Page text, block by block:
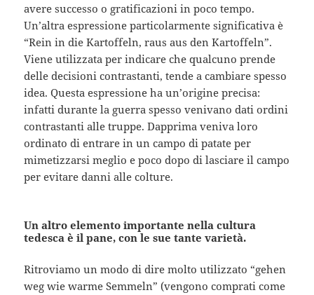
avere successo o gratificazioni in poco tempo.
Un’altra espressione particolarmente significativa è
“Rein in die Kartoffeln, raus aus den Kartoffeln”.
Viene utilizzata per indicare che qualcuno prende
delle decisioni contrastanti, tende a cambiare spesso
idea. Questa espressione ha un’origine precisa:
infatti durante la guerra spesso venivano dati ordini
contrastanti alle truppe. Dapprima veniva loro
ordinato di entrare in un campo di patate per
mimetizzarsi meglio e poco dopo di lasciare il campo
per evitare danni alle colture.
Un altro elemento importante nella cultura
tedesca è il pane, con le sue tante varietà.
Ritroviamo un modo di dire molto utilizzato “gehen
weg wie warme Semmeln” (vengono comprati come